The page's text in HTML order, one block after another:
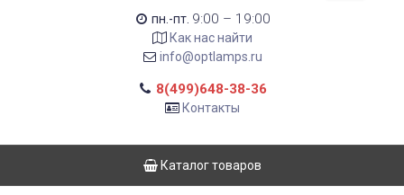
пн.-пт. 9:00 – 19:00
Как нас найти
info@optlamps.ru
8(499)648-38-36
Контакты
Каталог товаров